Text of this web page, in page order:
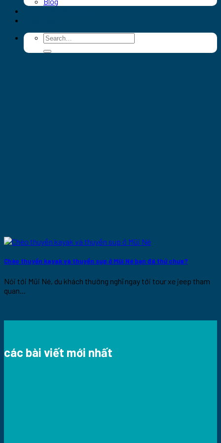
Chèo thuyền kayak và thuyền sup ở Mũi Né bạn đã thử chưa?
Nói tới Mũi Né, du khách thường nghĩ ngay tới tour xe jeep tham
quan...
các bài viết mới nhất